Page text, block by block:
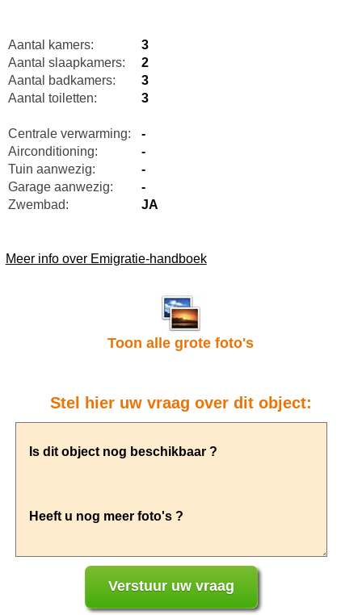
Aantal kamers:
3
Aantal slaapkamers:
2
Aantal badkamers:
3
Aantal toiletten:
3
Centrale verwarming:
-
Airconditioning:
-
Tuin aanwezig:
-
Garage aanwezig:
-
Zwembad:
JA
Meer info over Emigratie-handboek
Toon alle grote foto's
Stel hier uw vraag over dit object: